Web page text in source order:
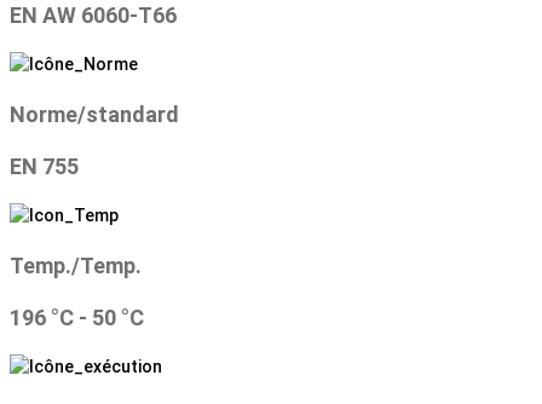
EN AW 6060-T66
Norme/standard
EN 755
Temp./Temp.
196 °C - 50 °C